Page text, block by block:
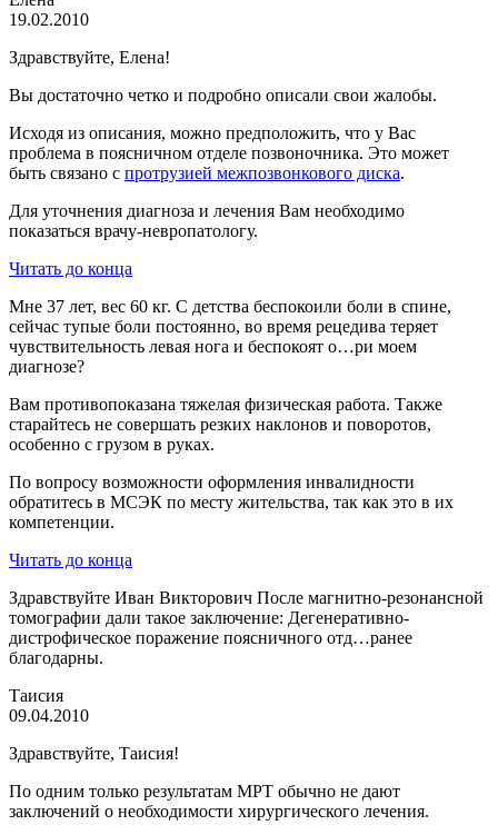
19.02.2010
Здравствуйте, Елена!
Вы достаточно четко и подробно описали свои жалобы.
Исходя из описания, можно предположить, что у Вас
проблема в поясничном отделе позвоночника. Это может
быть связано с протрузией межпозвонкового диска.
Для уточнения диагноза и лечения Вам необходимо
показаться врачу-невропатологу.
Читать до конца
Мне 37 лет, вес 60 кг. С детства беспокоили боли в спине,
сейчас тупые боли постоянно, во время рецедива теряет
чувствительность левая нога и беспокоят о…ри моем
диагнозе?
Вам противопоказана тяжелая физическая работа. Также
старайтесь не совершать резких наклонов и поворотов,
особенно с грузом в руках.
По вопросу возможности оформления инвалидности
обратитесь в МСЭК по месту жительства, так как это в их
компетенции.
Читать до конца
Здравствуйте Иван Викторович После магнитно-резонансной
томографии дали такое заключение: Дегенеративно-
дистрофическое поражение поясничного отд…ранее
благодарны.
Таисия
09.04.2010
Здравствуйте, Таисия!
По одним только результатам МРТ обычно не дают
заключений о необходимости хирургического лечения.